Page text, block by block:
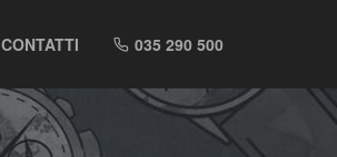
CONTATTI 035 290 500